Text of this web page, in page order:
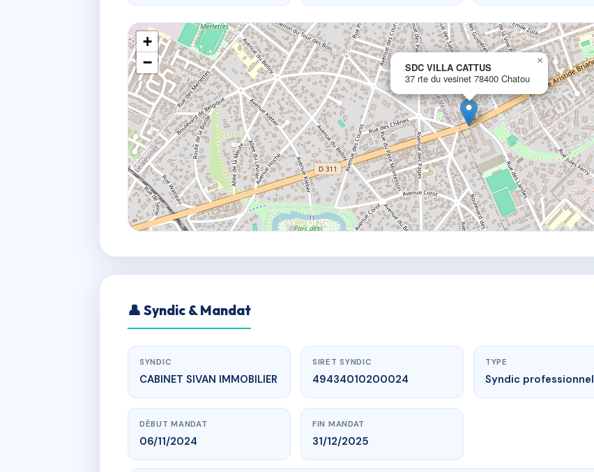
www.vme.plus/AD0741793
SDC VILLA CATTUS
37 rte du vesinet78400 Chatou
SDC VILLA CATTUS
37 rte du vesinet 78400 Chatou
×
+
−
👤 Syndic & Mandat
SYNDIC
CABINET SIVAN IMMOBILIER
SIRET SYNDIC
49434010200024
TYPE
Syndic professionnel
DÉBUT MANDAT
06/11/2024
FIN MANDAT
31/12/2025